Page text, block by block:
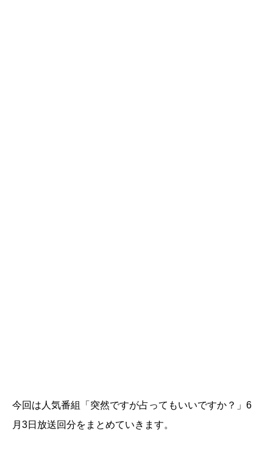
今回は人気番組「突然ですが占ってもいいですか？」6
月3日放送回分をまとめていきます。